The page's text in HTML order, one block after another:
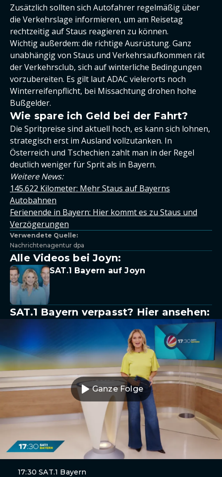
Zusätzlich sollten sich Autofahrer regelmäßig über
die Verkehrslage informieren, um am Reisetag
rechtzeitig auf Staus reagieren zu können.
Wichtig außerdem: die richtige Ausrüstung. Ganz
unabhängig von Staus und Verkehrsaufkommen rät
der Verkehrsclub, sich auf winterliche Bedingungen
vorzubereiten. Es gilt laut ADAC vielerorts noch
Winterreifenpflicht, bei Missachtung drohen hohe
Bußgelder.
Wie spare ich Geld bei der Fahrt?
Die Spritpreise sind aktuell hoch, es kann sich lohnen,
strategisch erst im Ausland vollzutanken. In
Österreich und Tschechien zahlt man in der Regel
deutlich weniger für Sprit als in Bayern.
Weitere News:
145.622 Kilometer: Mehr Staus auf Bayerns
Autobahnen
Ferienende in Bayern: Hier kommt es zu Staus und
Verzögerungen
Verwendete Quelle:
Nachrichtenagentur dpa
Alle Videos bei Joyn:
SAT.1 Bayern auf Joyn
SAT.1 Bayern verpasst? Hier ansehen:
Ganze Folge
17:30 SAT.1 Bayern